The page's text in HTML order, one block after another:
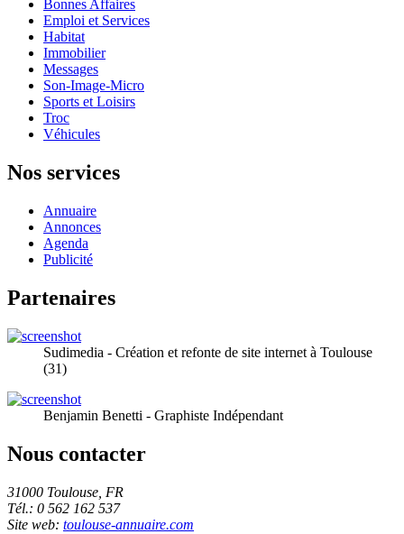
Bonnes Affaires
Emploi et Services
Habitat
Immobilier
Messages
Son-Image-Micro
Sports et Loisirs
Troc
Véhicules
Nos services
Annuaire
Annonces
Agenda
Publicité
Partenaires
Sudimedia - Création et refonte de site internet à Toulouse
(31)
Benjamin Benetti - Graphiste Indépendant
Nous contacter
31000 Toulouse, FR
Tél.: 0 562 162 537
Site web: toulouse-annuaire.com